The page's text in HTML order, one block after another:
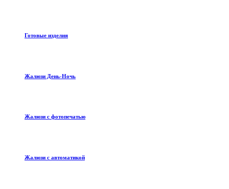
Готовые изделия
Жалюзи День-Ночь
Жалюзи с фотопечатью
Жалюзи с автоматикой